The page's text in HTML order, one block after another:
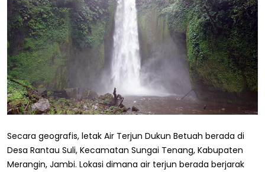
Secara geografis, letak Air Terjun Dukun Betuah berada di
Desa Rantau Suli, Kecamatan Sungai Tenang, Kabupaten
Merangin, Jambi. Lokasi dimana air terjun berada berjarak